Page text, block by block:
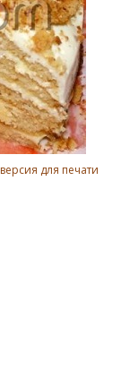
версия для печати